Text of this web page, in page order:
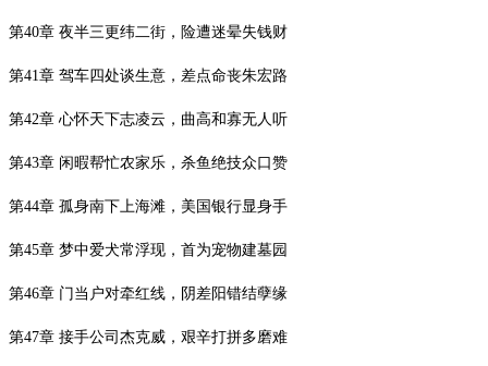
第40章 夜半三更纬二街，险遭迷晕失钱财
第41 章 驾车四处谈生意，差点命丧朱宏路
第42章 心怀天下志凌云，曲高和寡无人听
第43章 闲暇帮忙农家乐，杀鱼绝技众口赞
第44章 孤身南下上海滩，美国银行显身手
第45章 梦中爱犬常浮现，首为宠物建墓园
第46章 门当户对牵红线，阴差阳错结孽缘
第47章 接手公司杰克威，艰辛打拼多磨难